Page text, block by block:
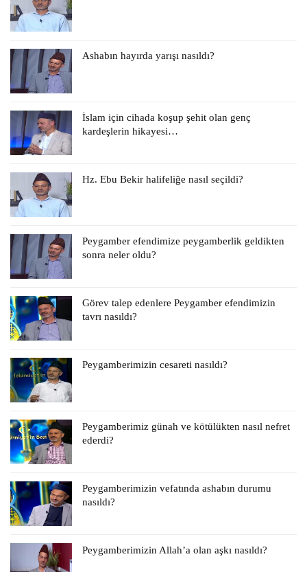
Ashabın hayırda yarışı nasıldı?
İslam için cihada koşup şehit olan genç
kardeşlerin hikayesi…
Hz. Ebu Bekir halifeliğe nasıl seçildi?
Peygamber efendimize peygamberlik geldikten
sonra neler oldu?
Görev talep edenlere Peygamber efendimizin
tavrı nasıldı?
Peygamberimizin cesareti nasıldı?
Peygamberimiz günah ve kötülükten nasıl nefret
ederdi?
Peygamberimizin vefatında ashabın durumu
nasıldı?
Peygamberimizin Allah’a olan aşkı nasıldı?